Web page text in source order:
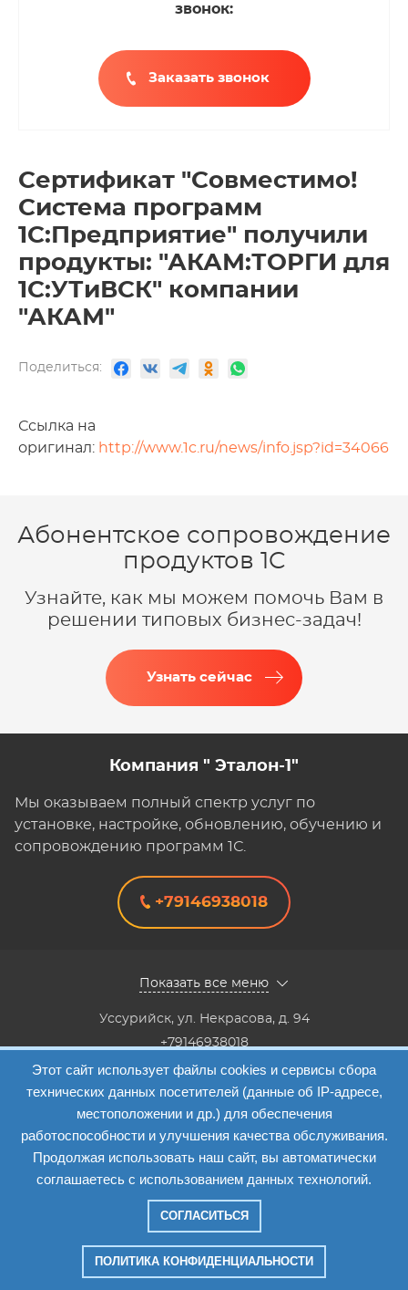
Этот сайт использует файлы cookies и сервисы сбора
технических данных посетителей (данные об IP-адресе,
местоположении и др.) для обеспечения
работоспособности и улучшения качества обслуживания.
Продолжая использовать наш сайт, вы автоматически
соглашаетесь с использованием данных технологий.
СОГЛАСИТЬСЯ
ПОЛИТИКА КОНФИДЕНЦИАЛЬНОСТИ
звонок:
Заказать звонок
Сертификат "Совместимо!
Система программ
1С:Предприятие" получили
продукты: "АКАМ:ТОРГИ для
1C:УТиВСК" компании
"АКАМ"
Поделиться:
Ссылка на
оригинал: http://www.1c.ru/news/info.jsp?id=34066
Абонентское сопровождение
продуктов 1C
Узнайте, как мы можем помочь Вам в
решении типовых бизнес-задач!
Узнать сейчас
Компания " Эталон-1"
Мы оказываем полный спектр услуг по
установке, настройке, обновлению, обучению и
сопровождению программ 1С.
+79146938018
Показать все меню
Уссурийск, ул. Некрасова, д. 94
+79146938018
8(4234) 333-147, 8(4234) 333-818,8(4234) 38-40-20,8(4234)